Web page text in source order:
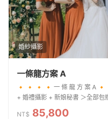
婚紗攝影
一條龍方案 A
🔸 🔸 🔸 🔸 一 條 龍 方 案 A
+ 婚禮攝影 + 新娘秘書 ＞全部包
了！包套服務完整，妳婚禮需要
NT$ 85,800